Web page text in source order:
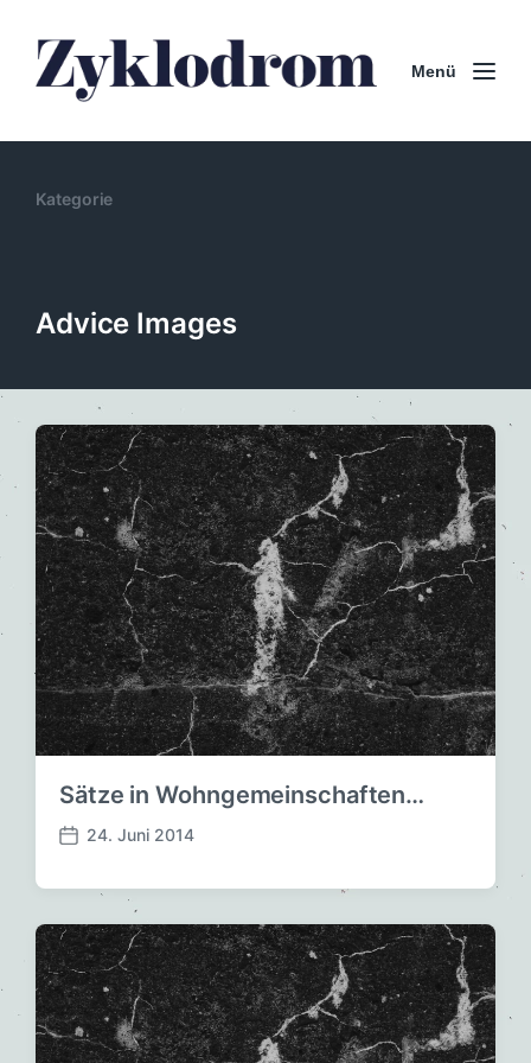
Menü
Kategorie
Advice Images
Sätze in Wohngemeinschaften…
V
ö
f
f
e
n
t
24. Juni 2014